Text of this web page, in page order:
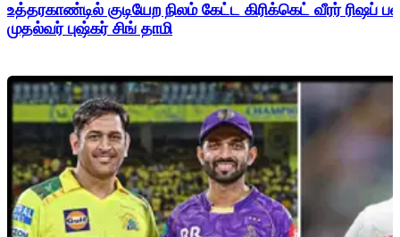
உத்தரகாண்டில் குடியேற நிலம் கேட்ட கிரிக்கெட் வீரர்
முதல்வர் புஷ்கர் சிங் தாமி